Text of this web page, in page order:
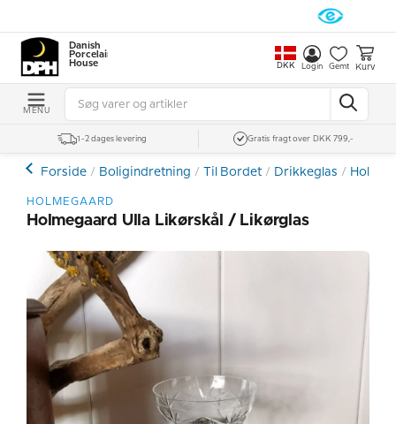
Danish
Porcelain
House
DKK Login Gemt Kurv
MENU
1-2 dages levering Gratis fragt over DKK 799,-
Forside Boligindretning Til Bordet Drikkeglas
HOLMEGAARD
Holmegaard Ulla Likørskål / Likørglas